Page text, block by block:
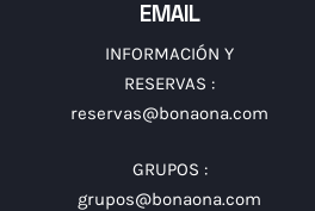
EMAIL
INFORMACIÓN Y
RESERVAS :
reservas@bonaona.com
GRUPOS :
grupos@bonaona.com